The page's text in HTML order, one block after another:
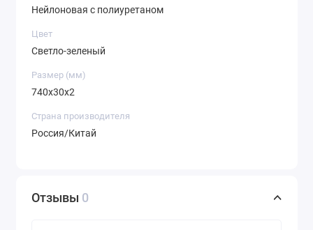
Нейлоновая с полиуретаном
Цвет
Светло-зеленый
Размер (мм)
740x30x2
Страна производителя
Россия/Китай
Отзывы 0